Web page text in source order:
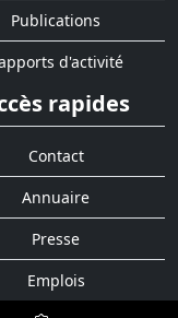
Publications
d'activité
rapides
Contact
Annuaire
Presse
Emplois